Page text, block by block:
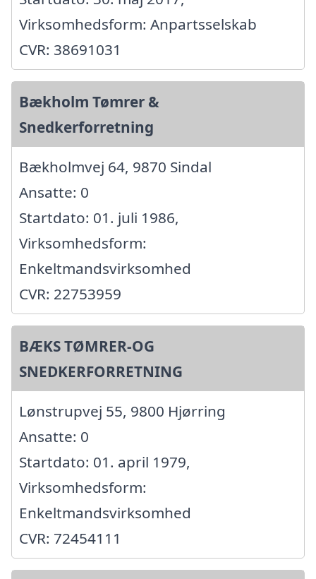
Virksomhedsform: Anpartsselskab
CVR: 38691031
Bækholm Tømrer &
Snedkerforretning
Bækholmvej 64, 9870 Sindal
Ansatte: 0
Startdato: 01. juli 1986,
Virksomhedsform:
Enkeltmandsvirksomhed
CVR: 22753959
BÆKS TØMRER-OG
SNEDKERFORRETNING
Lønstrupvej 55, 9800 Hjørring
Ansatte: 0
Startdato: 01. april 1979,
Virksomhedsform:
Enkeltmandsvirksomhed
CVR: 72454111